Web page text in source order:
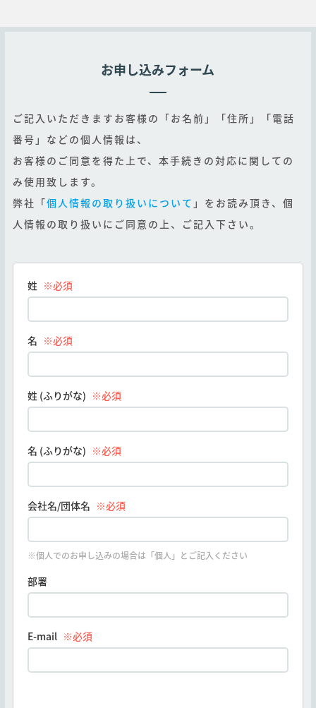
お申し込みフォーム
ご記入いただきますお客様の「お名前」「住所」「電話
番号」などの個人情報は、
お客様のご同意を得た上で、本手続きの対応に関しての
み使用致します。
弊社「個人情報の取り扱いについて 」をお読み頂き、個
人情報の取り扱いにご同意の上、ご記入下さい。
姓 ※必須
名 ※必須
姓 (ふりがな) ※必須
名 (ふりがな) ※必須
会社名/団体名 ※必須
※個人でのお申し込みの場合は「個人」とご記入ください
部署
E-mail ※必須